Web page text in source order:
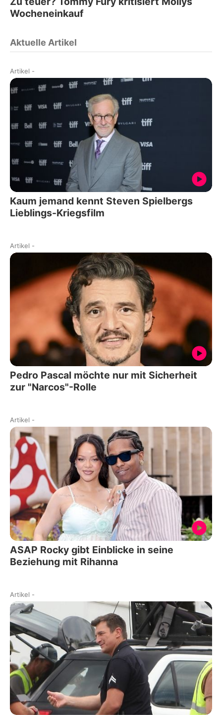
Wocheneinkauf
Aktuelle Artikel
Artikel -
Kaum jemand kennt Steven Spielbergs
Lieblings-Kriegsfilm
Artikel -
Pedro Pascal möchte nur mit Sicherheit
zur "Narcos"-Rolle
Artikel -
ASAP Rocky gibt Einblicke in seine
Beziehung mit Rihanna
Artikel -